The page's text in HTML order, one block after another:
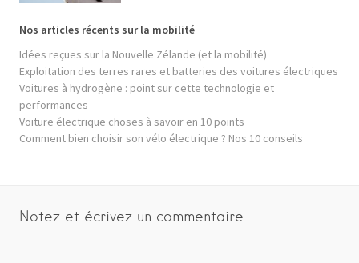
Nos articles récents sur la mobilité
Idées reçues sur la Nouvelle Zélande (et la mobilité)
Exploitation des terres rares et batteries des voitures électriques
Voitures à hydrogène : point sur cette technologie et
performances
Voiture électrique choses à savoir en 10 points
Comment bien choisir son vélo électrique ? Nos 10 conseils
Notez et écrivez un commentaire